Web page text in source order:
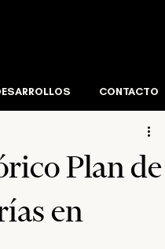
Industrial & Logistico
Plan de
en
CONTACTO